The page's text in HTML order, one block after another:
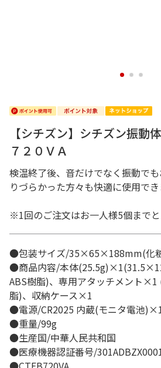
1 2 3
【シチズン】シチズン振
７２０ＶＡ
検温終了後、音だけでなく振動で
りづらかった方々も快適に使用でき
※1回のご注文はお一人様5個までと
●包装サイズ/35×65×188mm(化
●商品内容/本体
ABS樹脂)、専用アタッチメント×1
脂)、収納ケース×1
●電源/CR2025 内蔵(モニタ電池
●重量/99g
●生産国/中華人民共和国
●医療機器認証番号/